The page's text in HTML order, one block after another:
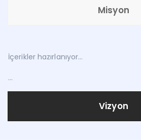
Misyon
İçerikler hazırlanıyor…
…
Vizyon